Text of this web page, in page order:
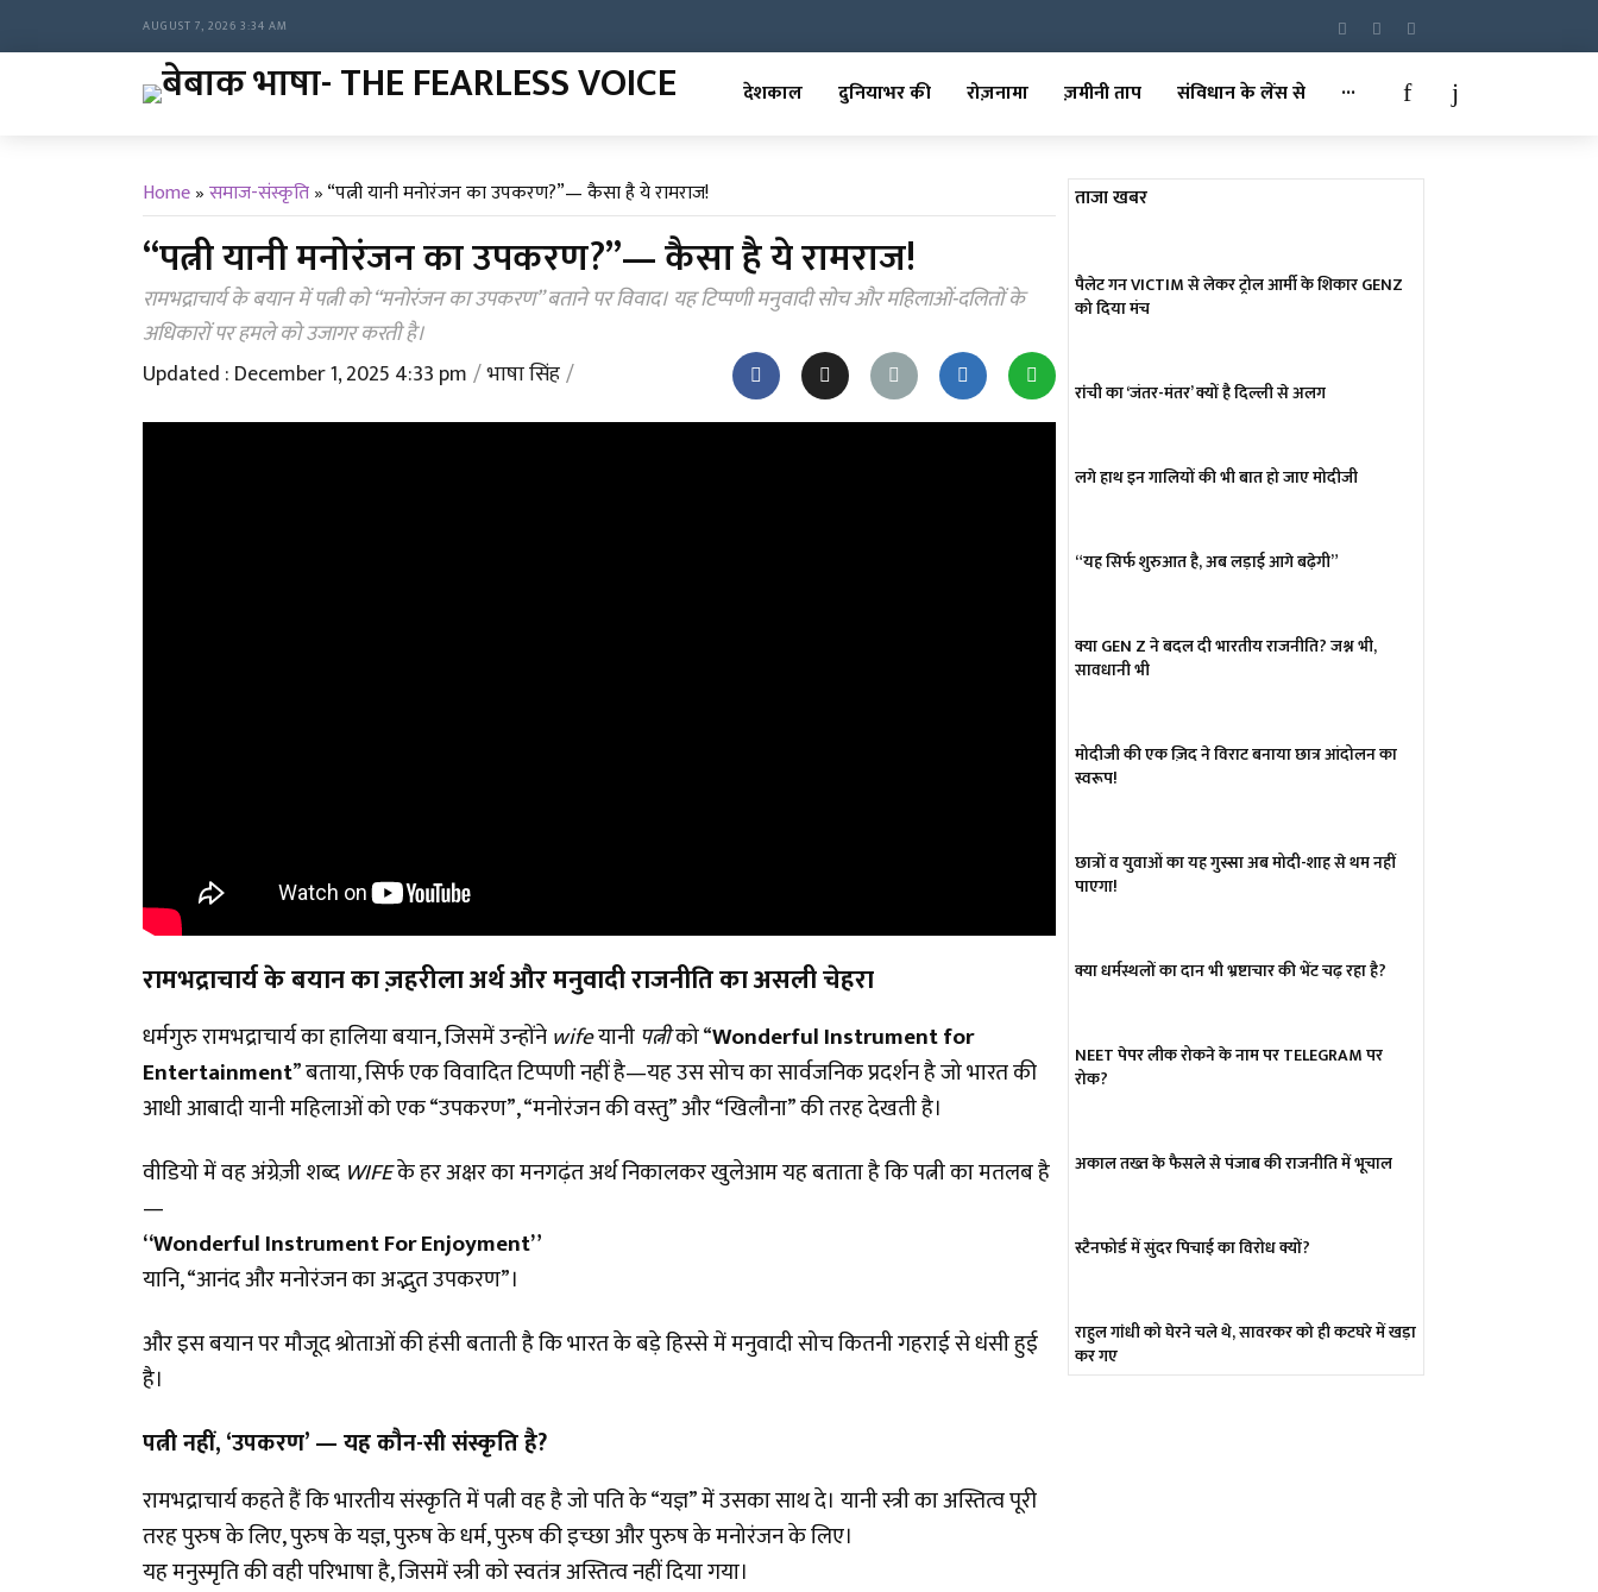
AUGUST 7, 2026 3:34 AM
देशकाल दुनियाभर की रोज़नामा ज़मीनी ताप संविधान के लेंस से ···
Home»समाज-संस्कृति»“पत्नी यानी मनोरंजन का उपकरण?”— कैसा है ये रामराज!
“पत्नी यानी मनोरंजन का उपकरण?”— कैसा है ये रामराज!
रामभद्राचार्य के बयान में पत्नी को “मनोरंजन का उपकरण” बताने पर विवाद। यह टिप्पणी मनुवादी सोच और महिलाओं-दलितों के
अधिकारों पर हमले को उजागर करती है।
Updated : December 1, 2025 4:33 pm भाषा सिंह
रामभद्राचार्य के बयान का ज़हरीला अर्थ और मनुवादी राजनीति का असली चेहरा
धर्मगुरु रामभद्राचार्य का हालिया बयान, जिसमें उन्होंनेwifeयानीपत्नीको “Wonderful Instrument for
Entertainment” बताया, सिर्फ एक विवादित टिप्पणी नहीं है—यह उस सोच का सार्वजनिक प्रदर्शन है जो भारत की
आधी आबादी यानी महिलाओं को एक “उपकरण”, “मनोरंजन की वस्तु” और “खिलौना” की तरह देखती है।
वीडियो में वह अंग्रेज़ी शब्द WIFEके हर अक्षर का मनगढ़ंत अर्थ निकालकर खुलेआम यह बताता है कि पत्नी का मतलब है
—
“Wonderful Instrument For Enjoyment”
यानि, “आनंद और मनोरंजन का अद्भुत उपकरण”।
और इस बयान पर मौजूद श्रोताओं की हंसी बताती है कि भारत के बड़े हिस्से में मनुवादी सोच कितनी गहराई से धंसी हुई
है।
पत्नी नहीं, ‘उपकरण’ — यह कौन-सी संस्कृति है?
रामभद्राचार्य कहते हैं कि भारतीय संस्कृति में पत्नी वह है जो पति के “यज्ञ” में उसका साथ दे। यानी स्त्री का अस्तित्व पूरी
तरह पुरुष के लिए, पुरुष के यज्ञ, पुरुष के धर्म, पुरुष की इच्छा और पुरुष के मनोरंजन के लिए।
यह मनुस्मृति की वही परिभाषा है, जिसमें स्त्री को स्वतंत्र अस्तित्व नहीं दिया गया।
ताजा खबर
पैलेट गन VICTIM से लेकर ट्रोल आर्मी के शिकार GENZ
को दिया मंच
रांची का ‘जंतर-मंतर’ क्यों है दिल्ली से अलग
लगे हाथ इन गालियों की भी बात हो जाए मोदीजी
“यह सिर्फ शुरुआत है, अब लड़ाई आगे बढ़ेगी”
क्या GEN Z ने बदल दी भारतीय राजनीति? जश्न भी,
सावधानी भी
मोदीजी की एक ज़िद ने विराट बनाया छात्र आंदोलन का
स्वरूप!
छात्रों व युवाओं का यह गुस्सा अब मोदी-शाह से थम नहीं
पाएगा!
क्या धर्मस्थलों का दान भी भ्रष्टाचार की भेंट चढ़ रहा है?
NEET पेपर लीक रोकने के नाम पर TELEGRAM पर
रोक?
अकाल तख्त के फैसले से पंजाब की राजनीति में भूचाल
स्टैनफोर्ड में सुंदर पिचाई का विरोध क्यों?
राहुल गांधी को घेरने चले थे, सावरकर को ही कटघरे में खड़ा
कर गए